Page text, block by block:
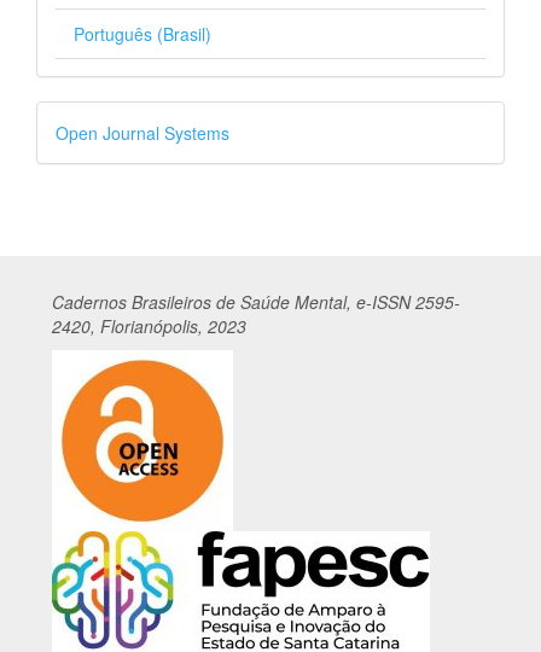
Português (Brasil)
Desenvolvido
por
Open Journal Systems
Cadernos Brasileiros de Saúde Mental, e-ISSN 2595-
2420, Florianópolis, 2023